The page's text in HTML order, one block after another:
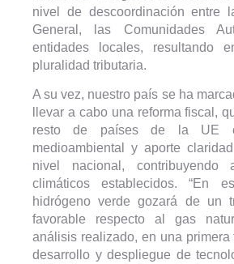
nivel de descoordinación entre
General, las Comunidades
entidades locales, resultando
pluralidad tributaria.
A su vez, nuestro país se ha
llevar a cabo una reforma fiscal,
resto de países de la UE
medioambiental y aporte
nivel nacional,
climáticos establecidos. “En
hidrógeno verde gozará de un
favorable respecto al gas
análisis realizado, en una primera
desarrollo y despliegue de